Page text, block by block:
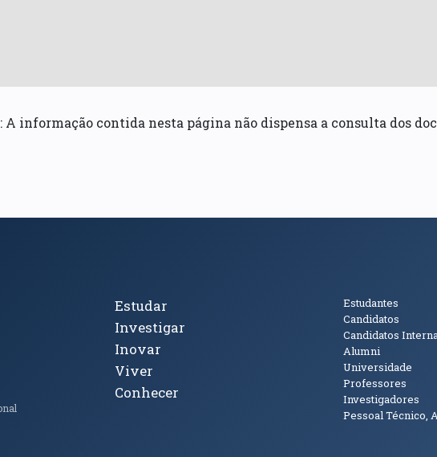
A informação contida nesta página não dispensa a consulta dos
Tópicos Principais
Estudar
Investigar
Inovar
Viver
Conhecer
Estudantes
Candidatos
Candidatos
Alumni
Universidade
Professores
Investigadores
Pessoal Técnico,